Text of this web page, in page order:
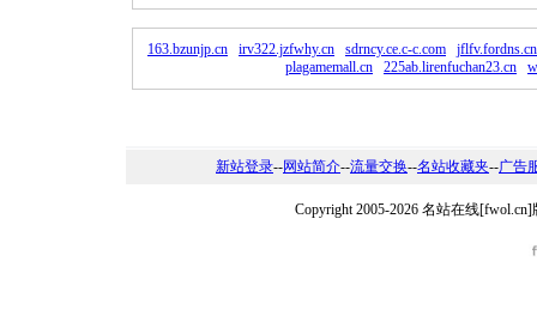
163.bzunjp.cn irv322.jzfwhy.cn sdrncy.ce.c-c.com
jflfv.fordns.cn
plagamemall.cn
225ab.lirenfuchan23.cn
新站登录--网站简介--流量交换--名站收藏夹--广告
Copyright 2005-2026 名站在线